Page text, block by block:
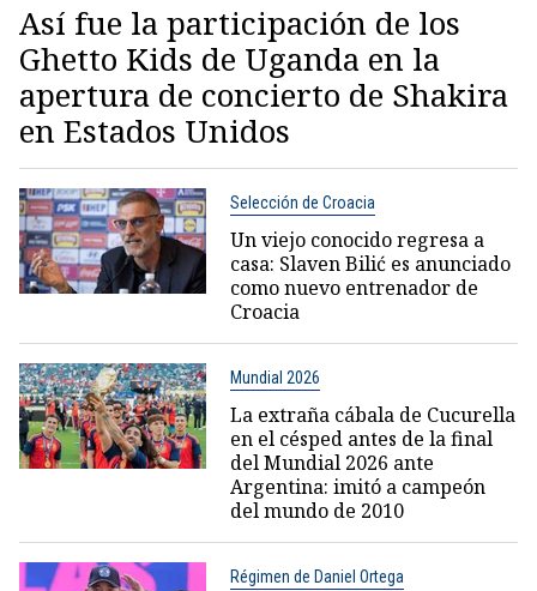
Así fue la participación de los
Ghetto Kids de Uganda en la
apertura de concierto de Shakira
en Estados Unidos
Selección de Croacia
Un viejo conocido regresa a
casa: Slaven Bilić es anunciado
como nuevo entrenador de
Croacia
Mundial 2026
La extraña cábala de Cucurella
en el césped antes de la final
del Mundial 2026 ante
Argentina: imitó a campeón
del mundo de 2010
Régimen de Daniel Ortega